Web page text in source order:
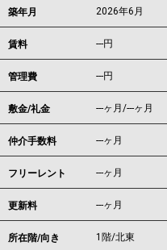
築年月 2026年6月
賃料 ---円
管理費 ---円
敷金/礼金 ---ヶ月/---ヶ月
仲介手数料 ---ヶ月
フリーレント ---ヶ月
更新料 ---ヶ月
所在階/向き 1階/北東